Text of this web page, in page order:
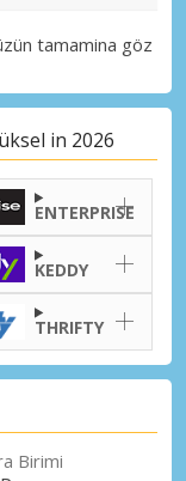
tamamina göz
in 2026
ENTERPRISE
KEDDY
THRIFTY
Birimi